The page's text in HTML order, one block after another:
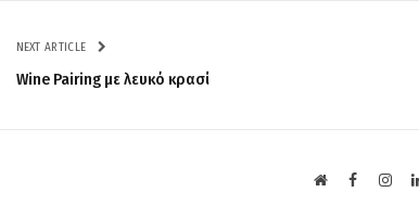
NEXT ARTICLE
Wine Pairing με λευκό κρασί
WebsiteFacebook